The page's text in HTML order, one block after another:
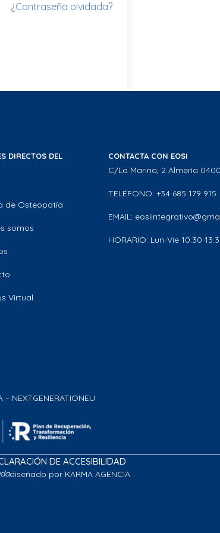
¿Contraseña olvidada?
DIRECTOS DEL
de Osteopatía
somos
Virtual
CONTACTA CON EOSI
C/La Marina, 2 Almería
TELÉFONO: +34 685 179 915
EMAIL:
HORARIO: Lun-Vie 10:30-
NEXTGENERATIONEU
DE ACCESIBILIDAD
diseñado por KARMA AGENCIA